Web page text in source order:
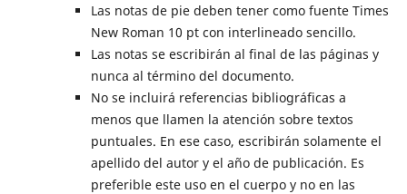
Las notas de pie deben tener como fuente Times
New Roman 10 pt con interlineado sencillo.
Las notas se escribirán al final de las páginas y
nunca al término del documento.
No se incluirá referencias bibliográficas a
menos que llamen la atención sobre textos
puntuales. En ese caso, escribirán solamente el
apellido del autor y el año de publicación. Es
preferible este uso en el cuerpo y no en las